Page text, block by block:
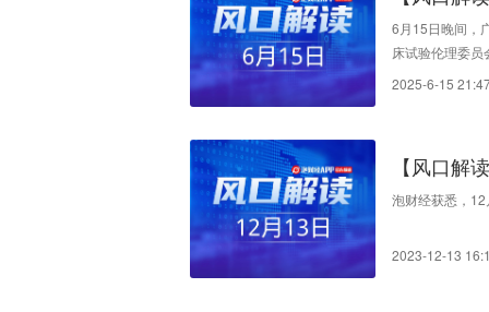
突破性治
6月15日晚间，
床试验伦理委员
者联合治疗（
2025-6-15
【风口解
超7%
泡财经获悉，
2023-12-13